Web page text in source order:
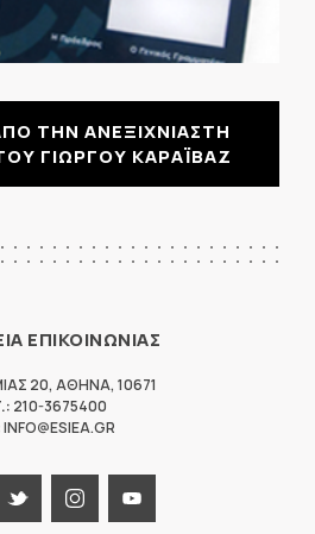
ΤΗΝ ΑΝΕΞΙΧΝΙΑΣΤΗ
ΓΙΩΡΓΟΥ ΚΑΡΑΪΒΑΖ
ΕΠΙΚΟΙΝΩΝΙΑΣ
20, ΑΘΗΝΑ, 10671
210-3675400
INFO@ESIEA.GR